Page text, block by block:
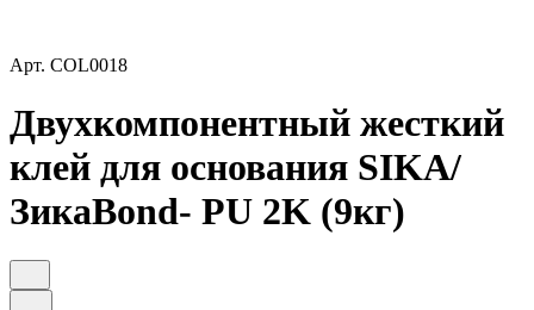
Арт. COL0018
Двухкомпонентный жесткий
клей для основания SIKA/
ЗикаBond- PU 2K (9кг)